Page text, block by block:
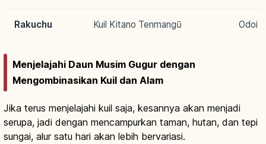
Rakuchu Kuil Kitano Tenmangū Odoi
Menjelajahi Daun Musim Gugur dengan
Mengombinasikan Kuil dan Alam
Jika terus menjelajahi kuil saja, kesannya akan menjadi
serupa, jadi dengan mencampurkan taman, hutan, dan tepi
sungai, alur satu hari akan lebih bervariasi.